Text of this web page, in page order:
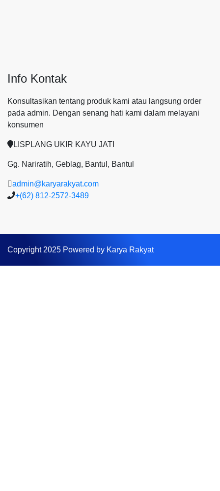
Info Kontak
Konsultasikan tentang produk kami atau langsung order
pada admin. Dengan senang hati kami dalam melayani
konsumen
LISPLANG UKIR KAYU JATI
Gg. Nariratih, Geblag, Bantul, Bantul
admin@karyarakyat.com
+(62) 812-2572-3489
Copyright 2025 Powered by Karya Rakyat